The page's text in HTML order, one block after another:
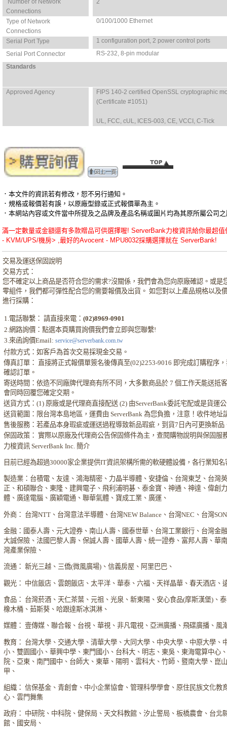
Number of Network
Connections
2
Type of Network
Connections
0/100/1000 Ethernet
Serial Port Type
1 configuration port, 2 power control ports
Serial Port Connector
RS-232, 8-pin modular
Standards
Approved Agency
FIPS 140-2 certified OpenSSL cryptographic
(Certificate #1051)
UL, FCC, cUL, ICES-003, CE, VCCI, C-Tick
．本文件的資訊若有修改，恕不另行通知。
．規格或報價若有誤，以原廠型錄或正式報價單為主。
．本網站內容或文件當中所提及之品牌及產品名稱或圖片均為其原所屬公司
滿一定數量或金額還有多款贈品可供選擇喔! ServerBank力梭資訊給你最超
- KVM/UPS/機房> ,最好的Avocent - MPU8032採購選擇就在 ServerBank!
交易及運送保固說明
交易方式：
您不確定以上商品是否符合您的需求?沒關係，我們會為您向原廠確認。或是
零組件，我們都可彈性配合您的需要報價及出貨。 如您對以上產品規格以及
進行採購：
1.電話聯繫： 請直接來電：(02)8969-0901
2.網路詢價：點選本頁購買詢價我們會立即與您聯繫!
3.來函詢價Email: service@serverbank.com.tw
付款方式：如客戶為首次交易採現金交易。
傳真訂單： 直接將正式報價單簽名後傳真至(02)2253-9016 即完成訂購程序
確認訂單。
寄送時間：依造不同廠牌代理商有所不同，大多數商品於 7 個工作天能送抵
會同時回覆您確定交期。
送貨方式：(1) 原廠或是代理商直接配送 (2) 由ServerBank委託宅配或是貨運
送貨範圍：限台灣本島地區，運費由 ServerBank 為您負擔，注意！收件地址
售後服務：若產品本身瑕疵或運送過程導致新品瑕疵，到貨7日內可更換新品
保固政策： 實際以原廠及代理商公告保固條件為主，查閱購物說明與保固服
力梭資訊 ServerBank Inc. 簡介
目前已經為超過30000家企業提供IT資訊架構所需的軟硬體設備，各行業知名
製造業：台積電、友達、鴻海精密、力晶半導體、安捷倫、台灣東芝、台灣
正、和碩聯合、東隆、建興電子、飛利浦明碁、泰金寶、神通、神達、偉創
體、廣達電腦、廣穎電通、聯華氣體、寶成工業、廣運、
外商： 台灣NTT、台灣意法半導體、台灣NEW Balance、台灣NEC、台灣
金融：國泰人壽、元大證券、南山人壽、國泰世華、台灣工業銀行、台灣金
大誠保險、法國巴黎人壽、保誠人壽、國華人壽、統一證券、富邦人壽、華
灣產業保險、
流通： 新光三越、三僑(微風廣場)、信義房屋、阿里巴巴、
觀光： 中信飯店、雲朗飯店、太平洋、華泰、六福、天祥晶華、春天酒店、
食品： 台灣菸酒、天仁茶葉、元祖、光泉、新東陽、安心食品(摩斯漢堡)、
橡木桶、茹斯葵、哈跟達斯冰淇淋、
媒體： 壹傳媒、聯合報、台視、華視、非凡電視、亞洲廣播、飛碟廣播、風
教育： 台灣大學、交通大學、清華大學、大同大學、中央大學、中原大學、
小、雙園國小、華興中學、東門國小、台科大、明志、東吳、東海電算中心
院、亞東、南門國中、台師大、東華、陽明、雲科大、竹師、暨南大學、崑
甲、
組織： 信保基金、青創會、中小企業協會、管理科學學會、原住民族文化教
心、雲門舞集
政府： 中研院、中科院、健保局、天文科教館、汐止警局、板橋農會、台北
館、國安局、